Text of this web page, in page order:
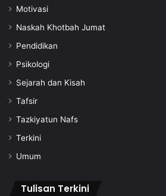
Motivasi
Naskah Khotbah Jumat
Pendidikan
Psikologi
Sejarah dan Kisah
Tafsir
Tazkiyatun Nafs
Terkini
Umum
Tulisan Terkini